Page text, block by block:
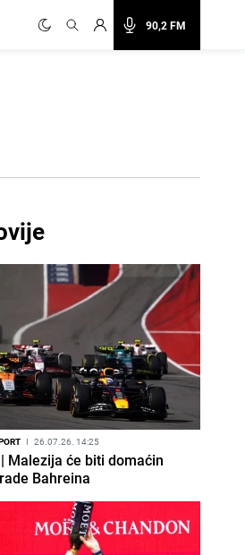
90,2 FM
I 26.07.26. 14:25
Malezija će biti domaćin
Bahreina